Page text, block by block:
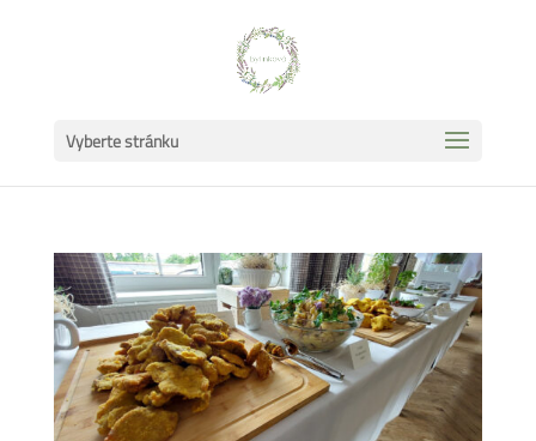
Vyberte stránku